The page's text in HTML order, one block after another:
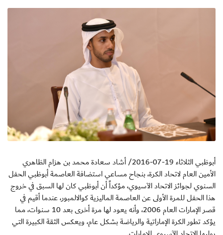
أبوظبي الثلاثاء 19-07-2016/ أشاد سعادة محمد بن هزام الظاهري
الأمين العام لاتحاد الكرة، بنجاح مساعي استضافة العاصمة أبوظبي الحفل
السنوي لجوائز الاتحاد الآسيوي، مؤكداً أن أبوظبي كان لها السبق في خروج
هذا الحفل للمرة الأولى عن العاصمة الماليزية كوالالمبور، عندما أقيم في
قصر الإمارات العام 2006، وأنه يعود لها مرة أخرى بعد 10 سنوات، مما
يؤكد تطور الكرة الإماراتية والرياضة بشكل عام، ويعكس الثقة الكبيرة التي